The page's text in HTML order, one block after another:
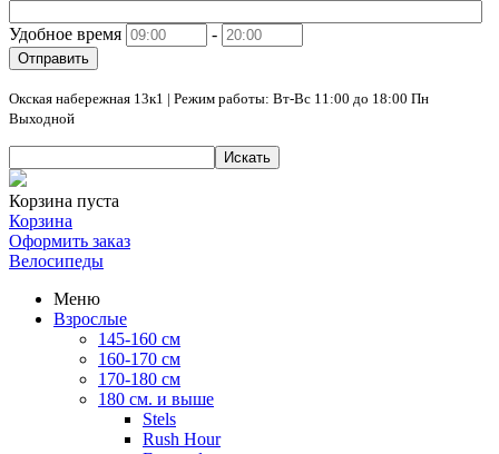
Удобное время -
Отправить
Окская набережная 13к1 | Режим работы: Вт-Вс 11:00 до 18:00 Пн
Выходной
Искать
Корзина пуста
Корзина
Оформить заказ
Велосипеды
Меню
Взрослые
145-160 см
160-170 см
170-180 см
180 см. и выше
Stels
Rush Hour